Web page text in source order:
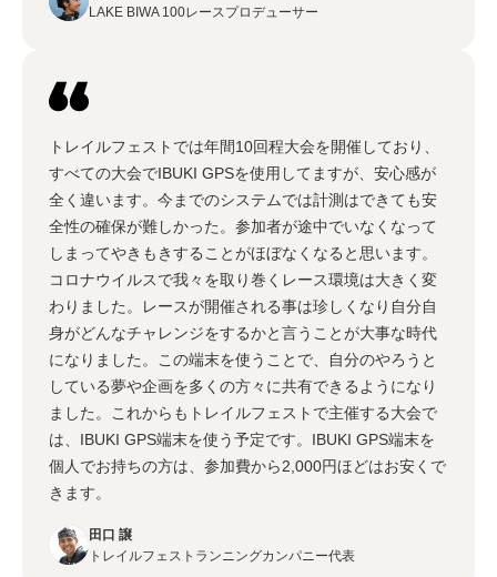
LAKE BIWA 100レースプロデューサー
トレイルフェストでは年間10回程大会を開催しており、
すべての大会でIBUKI GPSを使用してますが、安心感が
全く違います。今までのシステムでは計測はできても安
全性の確保が難しかった。参加者が途中でいなくなって
しまってやきもきすることがほぼなくなると思います。
コロナウイルスで我々を取り巻くレース環境は大きく変
わりました。レースが開催される事は珍しくなり自分自
身がどんなチャレンジをするかと言うことが大事な時代
になりました。この端末を使うことで、自分のやろうと
している夢や企画を多くの方々に共有できるようになり
ました。これからもトレイルフェストで主催する大会で
は、IBUKI GPS端末を使う予定です。IBUKI GPS端末を
個人でお持ちの方は、参加費から2,000円ほどはお安くで
きます。
田口 譲
トレイルフェストランニングカンパニー代表